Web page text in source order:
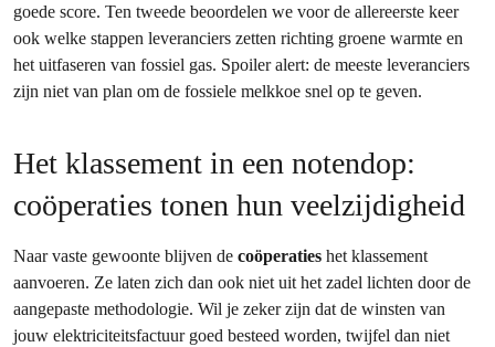
goede score. Ten tweede beoordelen we voor de allereerste keer
ook welke stappen leveranciers zetten richting groene warmte en
het uitfaseren van fossiel gas. Spoiler alert: de meeste leveranciers
zijn niet van plan om de fossiele melkkoe snel op te geven.
Het klassement in een notendop:
coöperaties tonen hun veelzijdigheid
Naar vaste gewoonte blijven de coöperaties het klassement
aanvoeren. Ze laten zich dan ook niet uit het zadel lichten door de
aangepaste methodologie. Wil je zeker zijn dat de winsten van
jouw elektriciteitsfactuur goed besteed worden, twijfel dan niet